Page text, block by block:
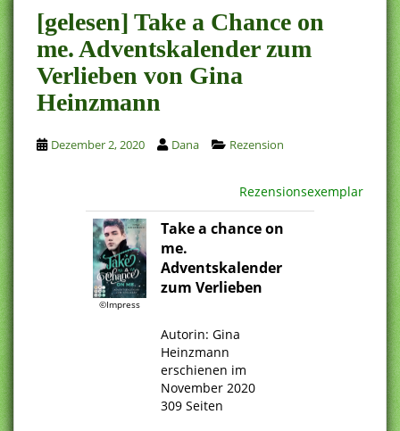
n
c
o
n
t
e
n
t
[gelesen] Take a Chance on
me. Adventskalender zum
Verlieben von Gina
Heinzmann
Dezember 2, 2020 Dana Rezension
Rezensionsexemplar
©Impress
Take a chance on
me.
Adventskalender
zum Verlieben
Autorin: Gina
Heinzmann
erschienen im
November 2020
309 Seiten